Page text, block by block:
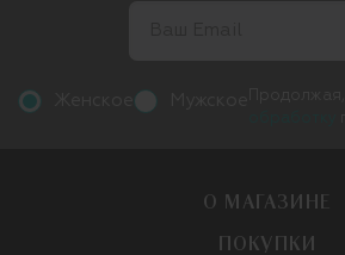
О МАГАЗИНЕ
ПОКУПКИ